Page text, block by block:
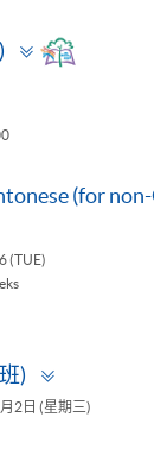
Toggle
panel
(for non-
(TUE)
)
2日 (星期三)